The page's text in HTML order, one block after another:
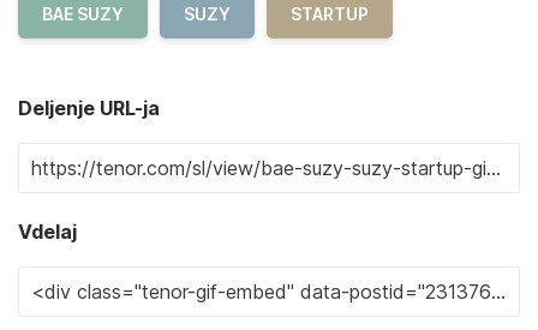
BAE SUZY SUZY STARTUP
Deljenje URL-ja
Vdelaj